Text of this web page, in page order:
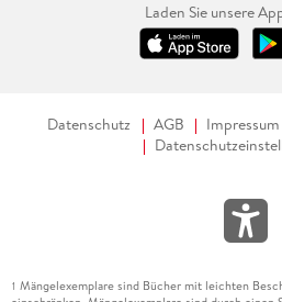
Laden Sie unsere
Datenschutz AGB Impressum
1 Mängelexemplare sind Bücher mit leichten